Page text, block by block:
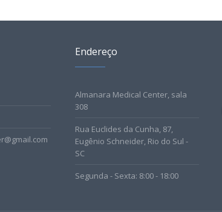
Endereço
Almanara Medical Center, sala
308
Rua Euclides da Cunha, 87,
Eugênio Schneider, Rio do Sul -
SC
Segunda - Sexta: 8:00 - 18:00